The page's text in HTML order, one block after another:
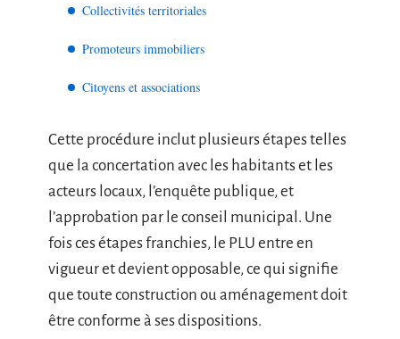
Collectivités territoriales
Promoteurs immobiliers
Citoyens et associations
Cette procédure inclut plusieurs étapes telles
que la concertation avec les habitants et les
acteurs locaux, l’enquête publique, et
l’approbation par le conseil municipal. Une
fois ces étapes franchies, le PLU entre en
vigueur et devient opposable, ce qui signifie
que toute construction ou aménagement doit
être conforme à ses dispositions.